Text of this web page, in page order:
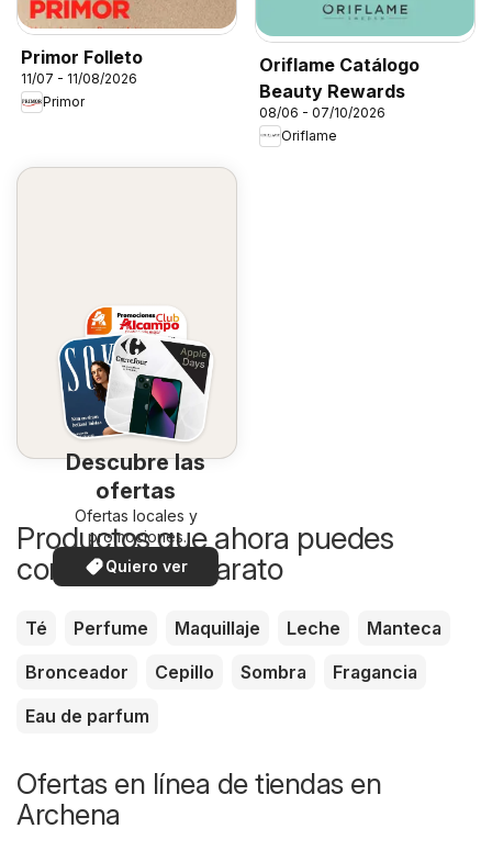
Primor Folleto
11/07 - 11/08/2026
Primor
Oriflame Catálogo
Beauty Rewards
08/06 - 07/10/2026
Oriflame
Descubre las
ofertas
Ofertas locales y
promociones
especiales.
Quiero ver
Productos que ahora puedes
comprar más barato
Té Perfume Maquillaje Leche
Manteca
Bronceador
Cepillo Sombra
Fragancia
Eau de parfum
Ofertas en línea de tiendas en
Archena